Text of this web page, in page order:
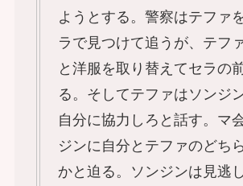
ようとする。警察はテファ
ラで見つけて追うが、テフ
と洋服を取り替えてセラの
る。そしてテファはソンジ
自分に協力しろと話す。マ
ジンに自分とテファのどち
かと迫る。ソンジンは見逃